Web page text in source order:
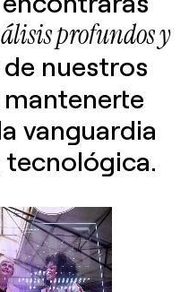
profundos y
de nuestros
vanguardia
tecnológica.